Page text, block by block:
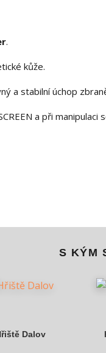
.
kůže.
a stabilní úchop
a při
S KÝM
Dalov